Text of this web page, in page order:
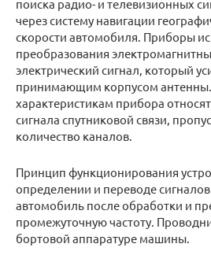
поиска радио- и телевизионных
через систему навигации
скорости автомобиля. Приборы
преобразования
электрический сигнал, который
принимающим корпусом
характеристикам прибора
сигнала спутниковой связи,
количество каналов.
Принцип функционирования
определении и переводе сигналов
автомобиль после обработки и
промежуточную частоту.
бортовой аппаратуре машины.